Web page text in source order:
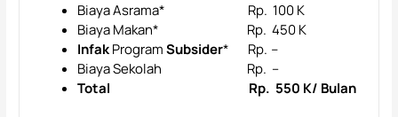
Biaya Asrama* Rp. 100 K
Biaya Makan* Rp. 450 K
InfakProgramSubsider* Rp. –
Biaya Sekolah Rp. –
Total Rp. 550 K/ Bulan